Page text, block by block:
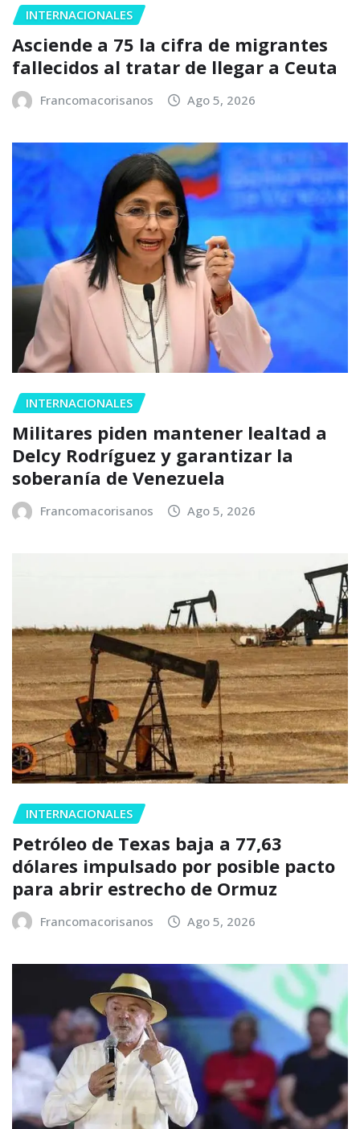
INTERNACIONALES
Asciende a 75 la cifra de migrantes
fallecidos al tratar de llegar a Ceuta
Francomacorisanos Ago 5, 2026
INTERNACIONALES
Militares piden mantener lealtad a
Delcy Rodríguez y garantizar la
soberanía de Venezuela
Francomacorisanos Ago 5, 2026
INTERNACIONALES
Petróleo de Texas baja a 77,63
dólares impulsado por posible pacto
para abrir estrecho de Ormuz
Francomacorisanos Ago 5, 2026